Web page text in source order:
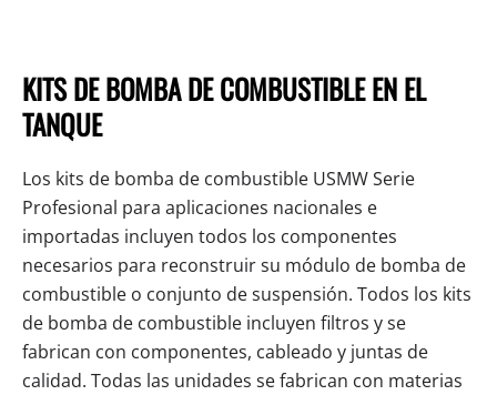
KITS DE BOMBA DE COMBUSTIBLE EN EL
TANQUE
Los kits de bomba de combustible USMW Serie
Profesional para aplicaciones nacionales e
importadas incluyen todos los componentes
necesarios para reconstruir su módulo de bomba de
combustible o conjunto de suspensión. Todos los kits
de bomba de combustible incluyen filtros y se
fabrican con componentes, cableado y juntas de
calidad. Todas las unidades se fabrican con materias